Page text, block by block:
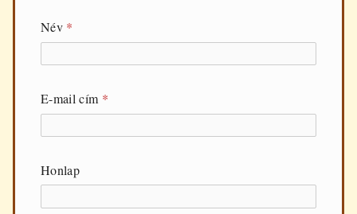
Név *
E-mail cím *
Honlap